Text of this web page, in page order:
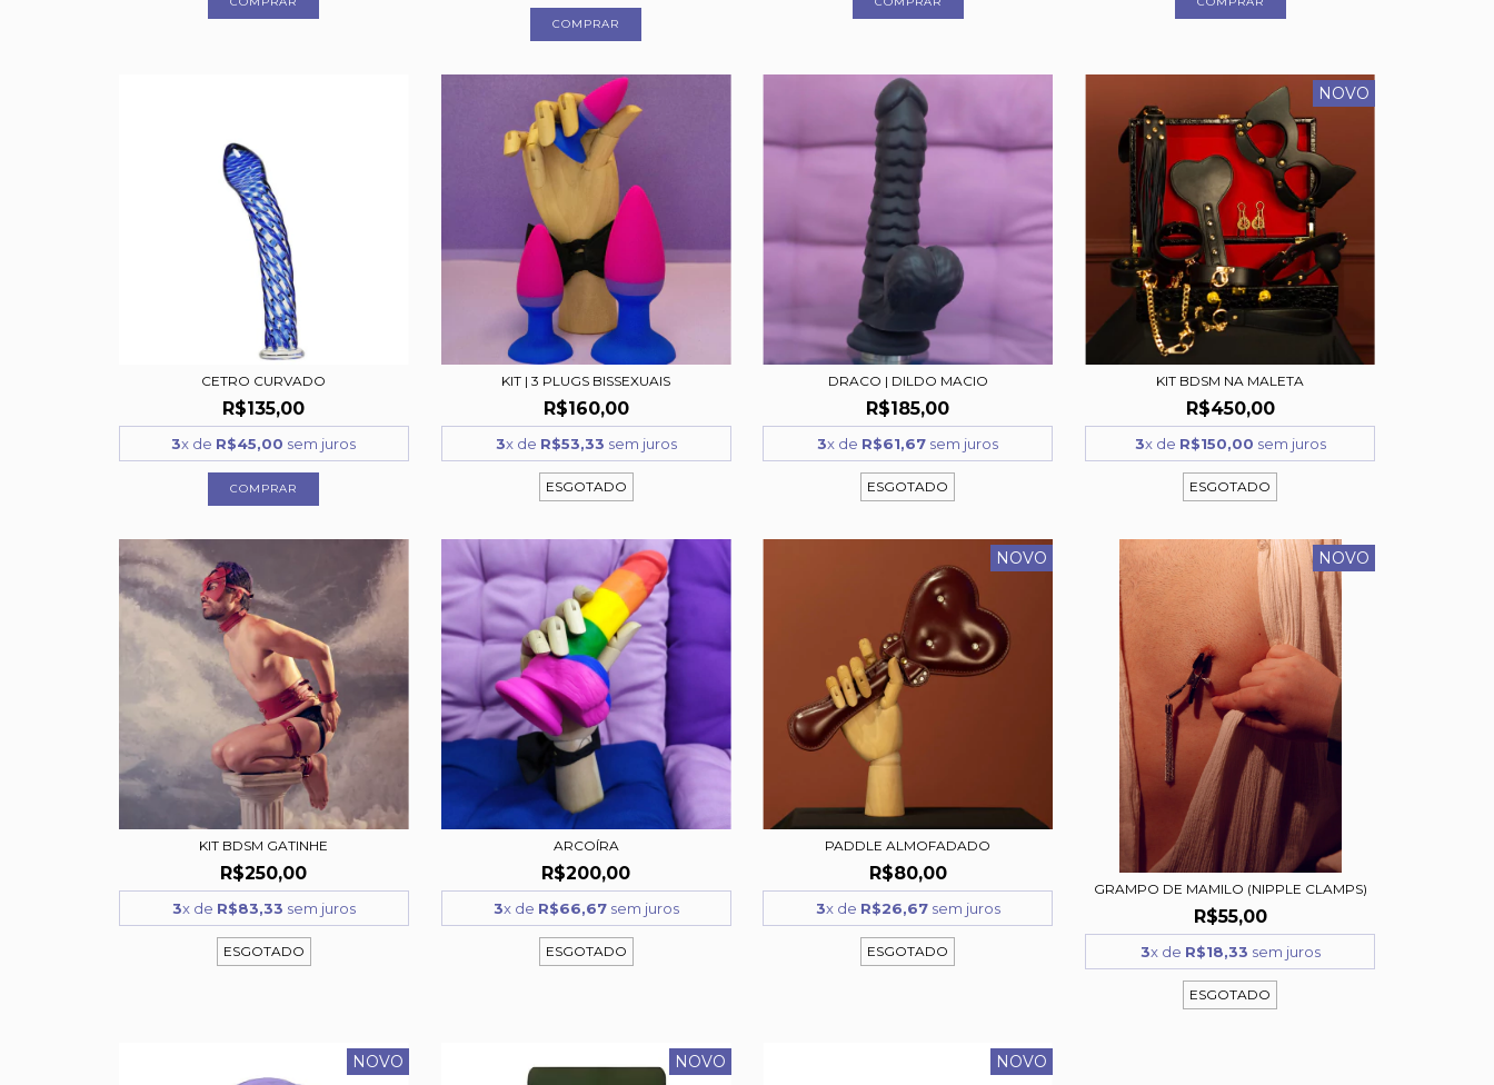
CETRO CURVADO
R$135,00
3x de R$45,00 sem juros
KIT | 3 PLUGS BISSEXUAIS
R$160,00
3x de R$53,33 sem juros
ESGOTADO
DRACO | DILDO MACIO
R$185,00
3x de R$61,67 sem juros
ESGOTADO
NOVO
KIT BDSM NA MALETA
R$450,00
3x de R$150,00 sem juros
ESGOTADO
KIT BDSM GATINHE
R$250,00
3x de R$83,33 sem juros
ESGOTADO
ARCOÍRA
R$200,00
3x de R$66,67sem juros
ESGOTADO
NOVO
PADDLE ALMOFADADO
R$80,00
3x de R$26,67sem juros
ESGOTADO
NOVO
GRAMPO DE MAMILO (NIPPLE CLAMPS)
R$55,00
3x de R$18,33 sem juros
ESGOTADO
NOVO NOVO NOVO